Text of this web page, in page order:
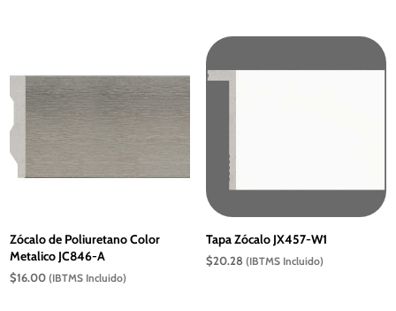
Zócalo de Poliuretano Color
Metalico JC846-A
$16.00 (IBTMS Incluido)
Tapa Zócalo JX457-W1
$20.28 (IBTMS Incluido)